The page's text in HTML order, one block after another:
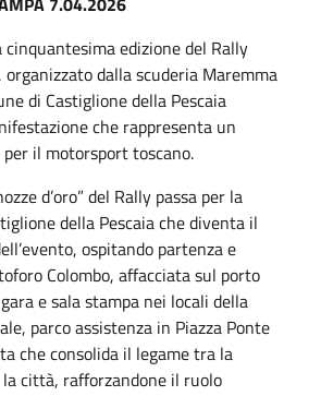
cinquantesima edizione del Rally
organizzato dalla scuderia Maremma
di Castiglione della Pescaia
che rappresenta un
il motorsport toscano.
d’oro” del Rally passa per la
della Pescaia che diventa il
ospitando partenza e
Colombo, affacciata sul porto
e sala stampa nei locali della
parco assistenza in Piazza Ponte
che consolida il legame tra la
città, rafforzandone il ruolo